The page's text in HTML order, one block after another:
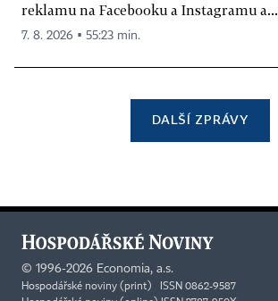
reklamu na Facebooku a Instagramu a...
7. 8. 2026 ▪ 55:23 min.
DALŠÍ ZPRÁVY
© 1996-2026 Economia, a.s.
Hospodářské noviny (print) ISSN 0862-9587